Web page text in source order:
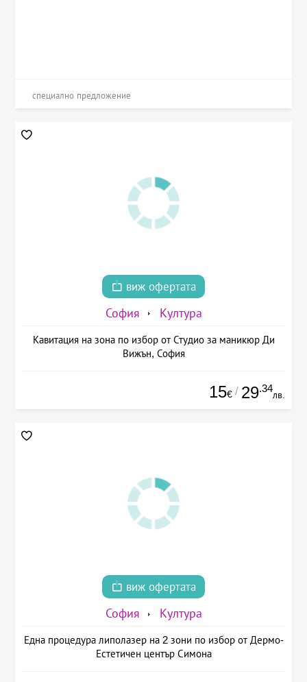
специално предложение
виж офертата
София Култура
Кавитация на зона по избор от Студио за маникюр Ди
Вижън, София
15€ / 29.34
лв.
виж офертата
София Култура
Една процедура липолазер на 2 зони по избор от Дермо-
Естетичен център Симона